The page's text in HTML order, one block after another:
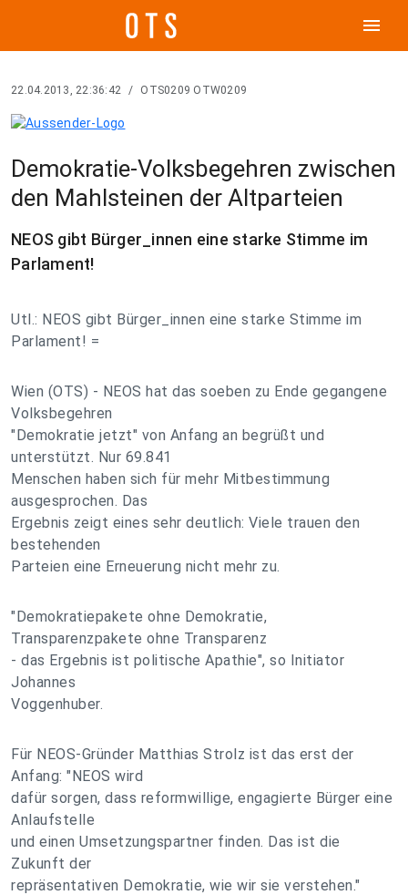
menu
22.04.2013, 22:36:42 / OTS0209 OTW0209
Demokratie-Volksbegehren zwischen
den Mahlsteinen der Altparteien
NEOS gibt Bürger_innen eine starke Stimme im
Parlament!
Utl.: NEOS gibt Bürger_innen eine starke Stimme im
Parlament! =
Wien (OTS) - NEOS hat das soeben zu Ende gegangene
Volksbegehren
"Demokratie jetzt" von Anfang an begrüßt und
unterstützt. Nur 69.841
Menschen haben sich für mehr Mitbestimmung
ausgesprochen. Das
Ergebnis zeigt eines sehr deutlich: Viele trauen den
bestehenden
Parteien eine Erneuerung nicht mehr zu.
"Demokratiepakete ohne Demokratie,
Transparenzpakete ohne Transparenz
- das Ergebnis ist politische Apathie", so Initiator
Johannes
Voggenhuber.
Für NEOS-Gründer Matthias Strolz ist das erst der
Anfang: "NEOS wird
dafür sorgen, dass reformwillige, engagierte Bürger eine
Anlaufstelle
und einen Umsetzungspartner finden. Das ist die
Zukunft der
repräsentativen Demokratie, wie wir sie verstehen."